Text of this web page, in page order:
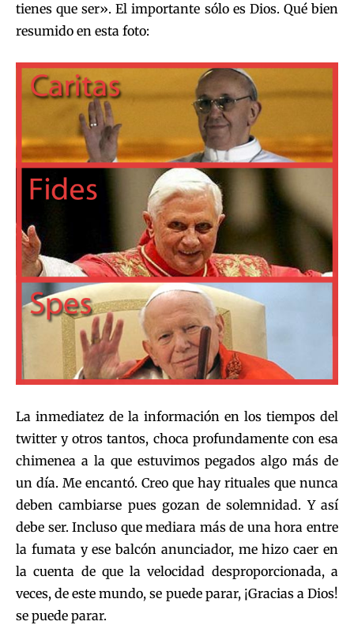
tienes que ser». El importante sólo es Dios. Qué bien
resumido en esta foto:
La inmediatez de la información en los tiempos del
twitter y otros tantos, choca profundamente con esa
chimenea a la que estuvimos pegados algo más de
un día. Me encantó. Creo que hay rituales que nunca
deben cambiarse pues gozan de solemnidad. Y así
debe ser. Incluso que mediara más de una hora entre
la fumata y ese balcón anunciador, me hizo caer en
la cuenta de que la velocidad desproporcionada, a
veces, de este mundo, se puede parar, ¡Gracias a Dios!
se puede parar.